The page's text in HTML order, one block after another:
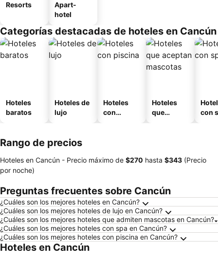
Resorts
Apart-
hotel
Categorías destacadas de hoteles en Cancún
Hoteles
baratos
Hoteles de
lujo
Hoteles
con
Hoteles
que
con
Rango de precios
Hoteles en Cancún - Precio máximo de ‎$270 hasta ‎$343 (Precio
por noche)
Preguntas frecuentes sobre Cancún
¿Cuáles son los mejores hoteles en Cancún?
¿Cuáles son los mejores hoteles de lujo en Cancún?
¿Cuáles son los mejores hoteles que admiten mascotas en Cancún?
¿Cuáles son los mejores hoteles con spa en Cancún?
¿Cuáles son los mejores hoteles con piscina en Cancún?
Hoteles en Cancún